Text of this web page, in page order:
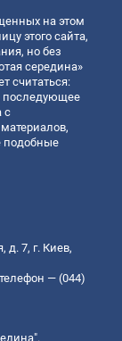
на этом
этого сайта,
но без
середина»
считаться:
последующее
с
подобные
7, г. Киев,
— (044)